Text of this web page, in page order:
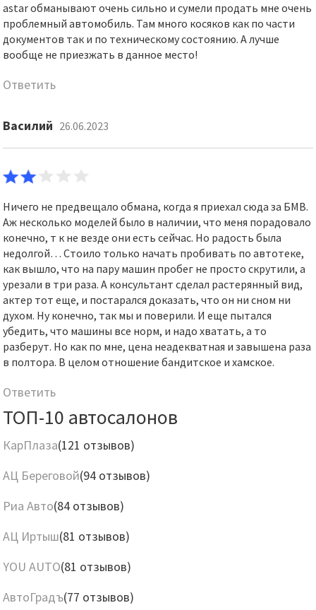
astar обманывают очень сильно и сумели продать мне очень
проблемный автомобиль. Там много косяков как по части
документов так и по техническому состоянию. А лучше
вообще не приезжать в данное место!
Ответить
Василий 26.06.2023
Ничего не предвещало обмана, когда я приехал сюда за БМВ.
Аж несколько моделей было в наличии, что меня порадовало
конечно, т к не везде они есть сейчас. Но радость была
недолгой… Стоило только начать пробивать по автотеке,
как вышло, что на пару машин пробег не просто скрутили, а
урезали в три раза. А консультант сделал растерянный вид,
актер тот еще, и постарался доказать, что он ни сном ни
духом. Ну конечно, так мы и поверили. И еще пытался
убедить, что машины все норм, и надо хватать, а то
разберут. Но как по мне, цена неадекватная и завышена раза
в полтора. В целом отношение бандитское и хамское.
Ответить
ТОП-10 автосалонов
КарПлаза(121 отзывов)
АЦ Береговой(94 отзывов)
Риа Авто(84 отзывов)
АЦ Иртыш(81 отзывов)
YOU AUTO(81 отзывов)
АвтоГрадъ(77 отзывов)